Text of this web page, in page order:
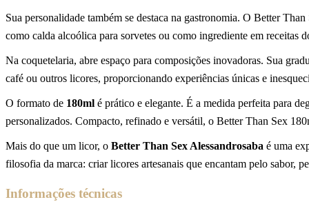
Sua personalidade também se destaca na gastronomia. O Better
como calda alcoólica para sorvetes ou como ingrediente em receitas
Na coquetelaria, abre espaço para composições inovadoras. Sua
café ou outros licores, proporcionando experiências únicas e
O formato de 180ml é prático e elegante. É a medida perfeita para
personalizados. Compacto, refinado e versátil, o Better Than Sex
Mais do que um licor, o Better Than Sex Alessandrosaba é uma
filosofia da marca: criar licores artesanais que encantam pelo sabor,
Informações técnicas